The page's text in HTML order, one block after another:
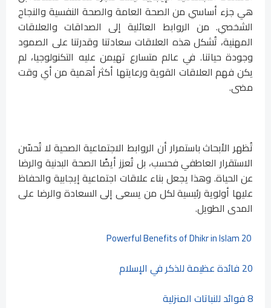
هي جزء أساسي من الصحة العامة والصحة النفسية والنجاح
الشخصي. من الروابط العائلية إلى الصداقات والعلاقات
المهنية، تُشكل هذه العلاقات سعادتنا وقدرتنا على الصمود
وجودة حياتنا. في عالم متسارع تهيمن عليه التكنولوجيا، لم
يكن فهم العلاقات القوية ورعايتها أكثر أهمية من أي وقت
مضى.
تُظهر الأبحاث باستمرار أن الروابط الاجتماعية الصحية لا تُحسّن
الاستقرار العاطفي فحسب، بل تُعزز أيضًا الصحة البدنية والرضا
عن الحياة. وهذا يجعل بناء علاقات اجتماعية إيجابية والحفاظ
عليها أولوية رئيسية لكل من يسعى إلى السعادة والرضا على
المدى الطويل.
20 فائدة عظيمة للذكر في الإسلام
8 فوائد للنباتات المنزلية